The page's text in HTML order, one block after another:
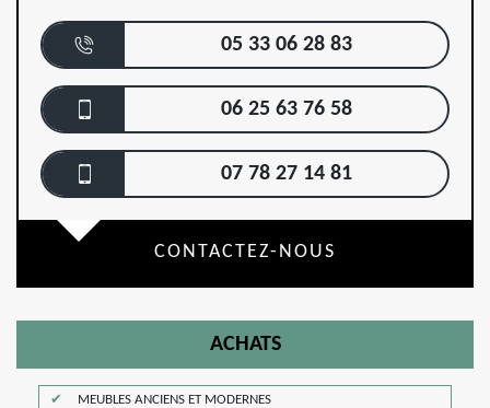
05 33 06 28 83
06 25 63 76 58
07 78 27 14 81
CONTACTEZ-NOUS
ACHATS
MEUBLES ANCIENS ET MODERNES